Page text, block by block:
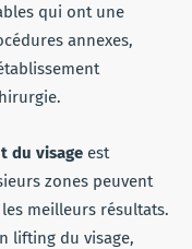
qui ont une
annexes,
du visage est
zones peuvent
meilleurs résultats.
lifting du visage,